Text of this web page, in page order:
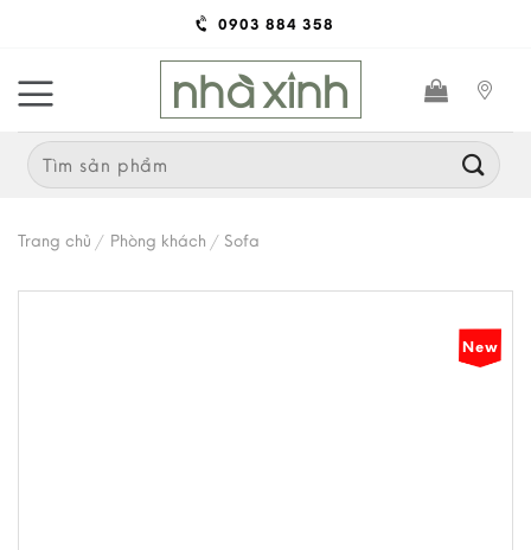
content
0903 884 358
Search
for:
Trang chủ / Phòng khách / Sofa
New